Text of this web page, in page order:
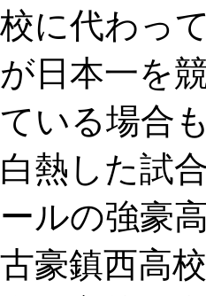
校に代わっ
が日本一を
ている場合
白熱した試
ールの強豪
古豪鎮西高